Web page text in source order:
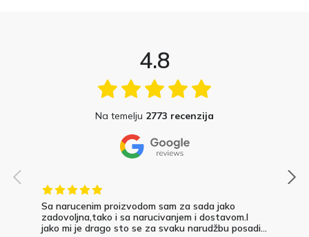
4.8
Na temelju 2773 recenzija
Sa narucenim proizvodom sam za sada jako
zadovoljna,tako i sa narucivanjem i dostavom.I
jako mi je drago sto se za svaku narudžbu posadi...